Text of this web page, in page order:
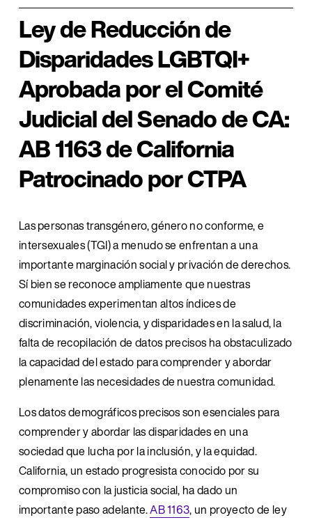
Ley de Reducción de
Disparidades LGBTQI+
Aprobada por el Comité
Judicial del Senado de CA:
AB 1163 de California
Patrocinado por CTPA
Las personas transgénero, género no conforme, e
intersexuales (TGI) a menudo se enfrentan a una
importante marginación social y privación de derechos.
Sí bien se reconoce ampliamente que nuestras
comunidades experimentan altos índices de
discriminación, violencia, y disparidades en la salud, la
falta de recopilación de datos precisos ha obstaculizado
la capacidad del estado para comprender y abordar
plenamente las necesidades de nuestra comunidad.
Los datos demográficos precisos son esenciales para
comprender y abordar las disparidades en una
sociedad que lucha por la inclusión, y la equidad.
California, un estado progresista conocido por su
compromiso con la justicia social, ha dado un
importante paso adelante. AB 1163, un proyecto de ley